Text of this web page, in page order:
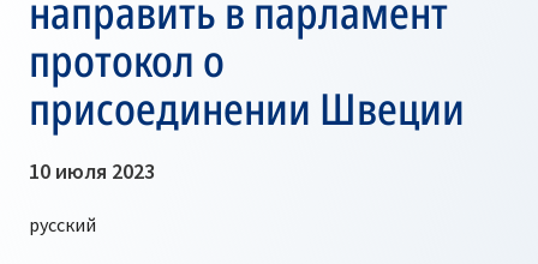
направить в парламент
протокол о
присоединении Швеции
10 июля 2023